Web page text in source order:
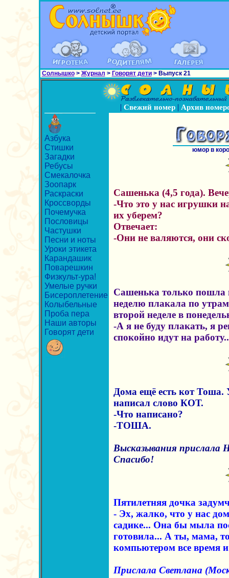
Солнышко> Журнал > Говорят дети> Выпуск 21
| Свежий номер| Архив
Азбука
Стишки
Загадки
Ребусы
Смекалочка
Зоопарк
Раскраски
Кроссворды
Почемучка
Пословицы
Частушки
Песни и ноты
Уроки этикета
Карандашик
Поварешкин
Физкульт-ура!
Умелые ручки
Бисероплетение
Колыбельные
Проба пера
Наши авторы
Говорят дети
юмор в
Сашенька (4,5 года).
-Что это у нас игрушки
их уберем?
Отвечает:
-Они не валяются, они
Сашенька только пошла
неделю плакала по
второй неделе в
-А я не буду плакать, я
спокойно идут на
Дома ещё есть кот
написал слово КОТ.
-Что написано?
-ТОША.
Высказывания
Спасибо!
Пятилетняя дочка
- Эх, жалко, что у нас
садике... Она бы мыла
готовила... А ты, мама,
компьютером все время
Прислала Светлана